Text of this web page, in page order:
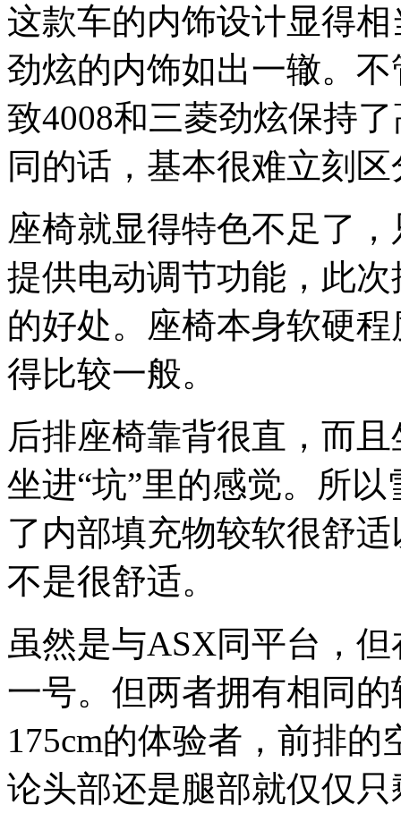
这款车的内饰设计显得
劲炫的内饰如出一辙。
致4008和三菱劲炫保持
同的话，基本很难立刻
座椅就显得特色不足了
提供电动调节功能，此
的好处。座椅本身软硬
得比较一般。
后排座椅靠背很直，而
坐进“坑”里的感觉。所
了内部填充物较软很舒
不是很舒适。
虽然是与ASX同平台，
一号。但两者拥有相同
175cm的体验者，前排
论头部还是腿部就仅仅